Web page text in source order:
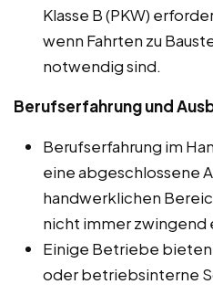
Klasse B (PKW)
wenn Fahrten zu
notwendig sind.
Berufserfahrung und
Berufserfahrung im
eine abgeschlossene
handwerklichen
nicht immer zwingend
Einige Betriebe
oder betriebsinterne